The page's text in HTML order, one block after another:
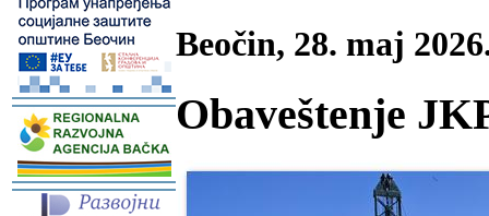
-
-
Beočin, 28. maj
Obaveštenje